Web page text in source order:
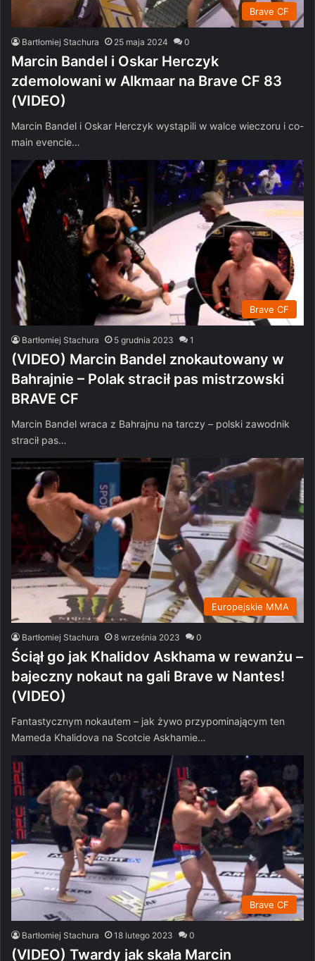
Brave CF
Bartłomiej Stachura 25 maja 2024 0
Marcin Bandel i Oskar Herczyk
zdemolowani w Alkmaar na Brave CF 83
(VIDEO)
Marcin Bandel i Oskar Herczyk wystąpili w walce wieczoru i co-
main evencie…
Brave CF
Bartłomiej Stachura 5 grudnia 2023 1
(VIDEO) Marcin Bandel znokautowany w
Bahrajnie – Polak stracił pas mistrzowski
BRAVE CF
Marcin Bandel wraca z Bahrajnu na tarczy – polski zawodnik
stracił pas…
Europejskie MMA
Bartłomiej Stachura 8 września 2023 0
Ściął go jak Khalidov Askhama w rewanżu –
bajeczny nokaut na gali Brave w Nantes!
(VIDEO)
Fantastycznym nokautem – jak żywo przypominającym ten
Mameda Khalidova na Scotcie Askhamie…
Brave CF
Bartłomiej Stachura 18 lutego 2023 0
(VIDEO) Twardy jak skała Marcin